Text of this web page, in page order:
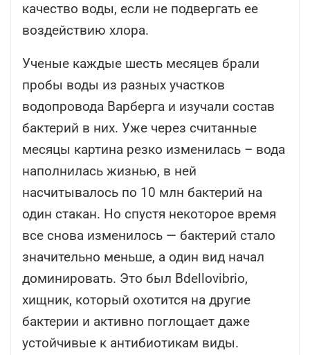
качество воды, если не подвергать ее
воздействию хлора.
Ученые каждые шесть месяцев брали
пробы воды из разных участков
водопровода Варберга и изучали состав
бактерий в них. Уже через считанные
месяцы картина резко изменилась – вода
наполнилась жизнью, в ней
насчитывалось по 10 млн бактерий на
один стакан. Но спустя некоторое время
все снова изменилось — бактерий стало
значительно меньше, а один вид начал
доминировать. Это был Bdellovibrio,
хищник, который охотится на другие
бактерии и активно поглощает даже
устойчивые к антибиотикам виды.